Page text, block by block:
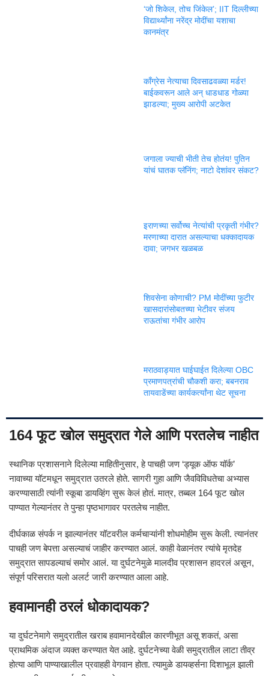
‘जो शिकेल, तोच जिंकेल’; IIT दिल्लीच्या
विद्यार्थ्यांना नरेंद्र मोदींचा यशाचा
कानमंत्र
काँग्रेस नेत्याचा दिवसाढवळ्या मर्डर!
बाईकवरून आले अन् धाडधाड गोळ्या
झाडल्या; मुख्य आरोपी अटकेत
जगाला ज्याची भीती तेच होतंय! पुतिन
यांचं घातक प्लॅनिंग; नाटो देशांवर संकट?
इराणच्या सर्वोच्च नेत्यांची प्रकृती गंभीर?
मरणाच्या दारात असल्याचा धक्कादायक
दावा; जगभर खळबळ
शिवसेना कोणाची? PM मोदींच्या फुटीर
खासदारांसोबतच्या भेटीवर संजय
राऊतांचा गंभीर आरोप
मराठवाड्यात घाईघाईत दिलेल्या OBC
प्रमाणपत्रांची चौकशी करा; बबनराव
तायवाडेंच्या कार्यकर्त्यांना थेट सूचना
164 फूट खोल समुद्रात गेले आणि परतलेच नाहीत
स्थानिक प्रशासनाने दिलेल्या माहितीनुसार, हे पाचही जण ‘ड्यूक ऑफ यॉर्क’
नावाच्या यॉटमधून समुद्रात उतरले होते. सागरी गुहा आणि जैवविविधतेचा अभ्यास
करण्यासाठी त्यांनी स्कूबा डायव्हिंग सुरू केलं होतं. मात्र, तब्बल 164 फूट खोल
पाण्यात गेल्यानंतर ते पुन्हा पृष्ठभागावर परतलेच नाहीत.
दीर्घकाळ संपर्क न झाल्यानंतर यॉटवरील कर्मचाऱ्यांनी शोधमोहीम सुरू केली. त्यानंतर
पाचही जण बेपत्ता असल्याचं जाहीर करण्यात आलं. काही वेळानंतर त्यांचे मृतदेह
समुद्रात सापडल्याचं समोर आलं. या दुर्घटनेमुळे मालदीव प्रशासन हादरलं असून,
संपूर्ण परिसरात यलो अलर्ट जारी करण्यात आला आहे.
हवामानही ठरलं धोकादायक?
या दुर्घटनेमागे समुद्रातील खराब हवामानदेखील कारणीभूत असू शकतं, असा
प्राथमिक अंदाज व्यक्त करण्यात येत आहे. दुर्घटनेच्या वेळी समुद्रातील लाटा तीव्र
होत्या आणि पाण्याखालील प्रवाहही वेगवान होता. त्यामुळे डायव्हर्सना दिशाभूल झाली